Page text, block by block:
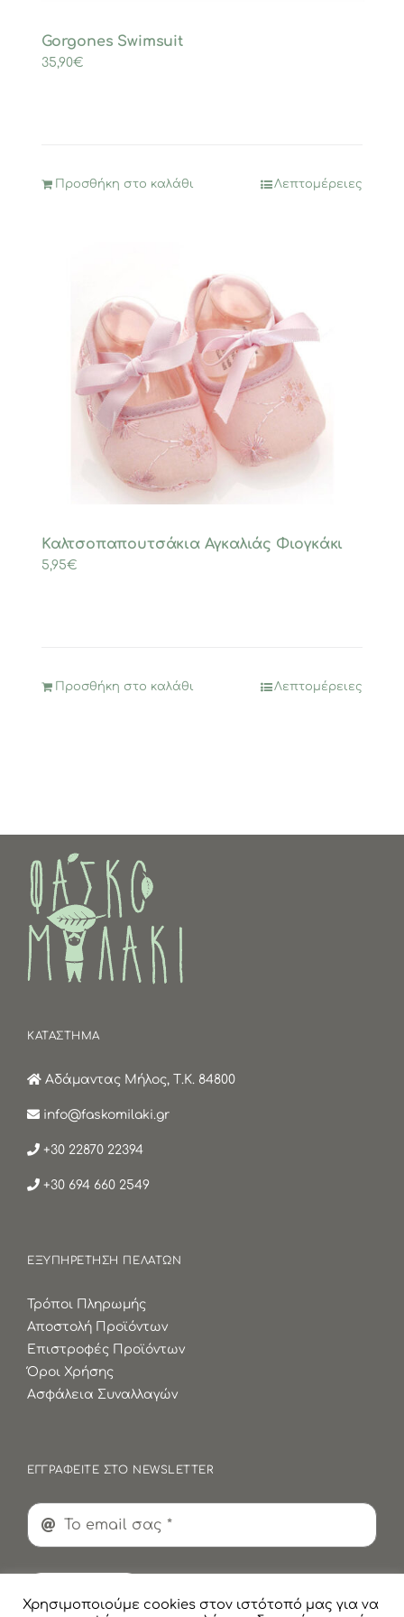
Gorgones Swimsuit
35,90€
Προσθήκη στο καλάθι Λεπτομέρειες
Καλτσοπαπουτσάκια Αγκαλιάς Φιογκάκι
5,95€
Προσθήκη στο καλάθι Λεπτομέρειες
ΚΑΤΑΣΤΗΜΑ
Αδάμαντας Μήλος, Τ.Κ. 84800
info@faskomilaki.gr
+30 22870 22394
+30 694 660 2549
ΕΞΥΠΗΡΕΤΗΣΗ ΠΕΛΑΤΩΝ
Τρόποι Πληρωμής
Αποστολή Προϊόντων
Επιστροφές Προϊόντων
Όροι Χρήσης
Ασφάλεια Συναλλαγών
ΕΓΓΡΑΦΕΙΤΕ ΣΤΟ NEWSLETTER
Χρησιμοποιούμε cookies στον ιστότοπό μας για να